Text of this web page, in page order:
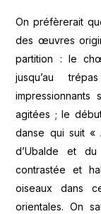
On préfèrerait
des œuvres
partition : le
jusqu’au
agitées ; le
danse qui suit «
d’Ubalde et
contrastée et
oiseaux dans
orientales. On